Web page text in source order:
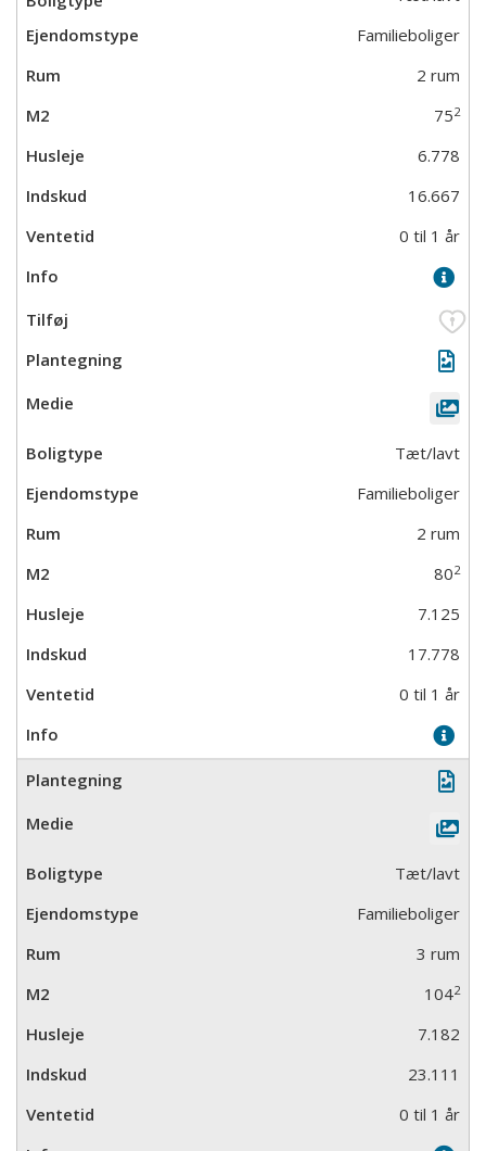
Familieboliger
2 rum
752
6.778
16.667
0 til 1 år
Tæt/lavt
Familieboliger
2 rum
802
7.125
17.778
0 til 1 år
Tæt/lavt
Familieboliger
3 rum
1042
7.182
23.111
0 til 1 år